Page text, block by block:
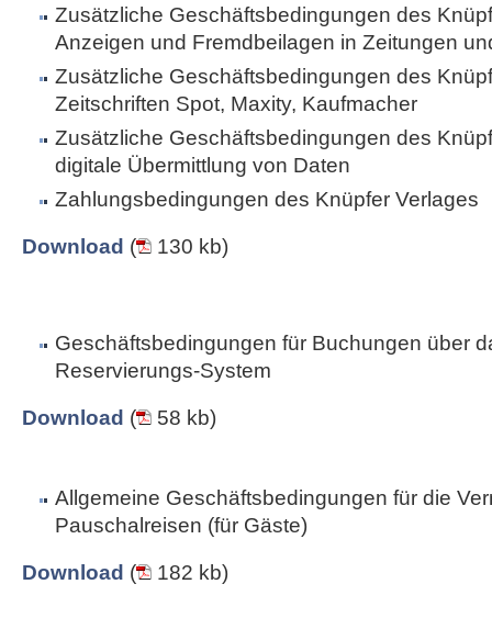
Zusätzliche Geschäftsbedingungen des
Anzeigen und Fremdbeilagen in Zeitungen
Zusätzliche Geschäftsbedingungen des
Zeitschriften Spot, Maxity, Kaufmacher
Zusätzliche Geschäftsbedingungen des
digitale Übermittlung von Daten
Zahlungsbedingungen des Knüpfer Verlages
Download ( 130 kb)
Geschäftsbedingungen für Buchungen über
Reservierungs-System
Download ( 58 kb)
Allgemeine Geschäftsbedingungen für die
Pauschalreisen (für Gäste)
Download ( 182 kb)